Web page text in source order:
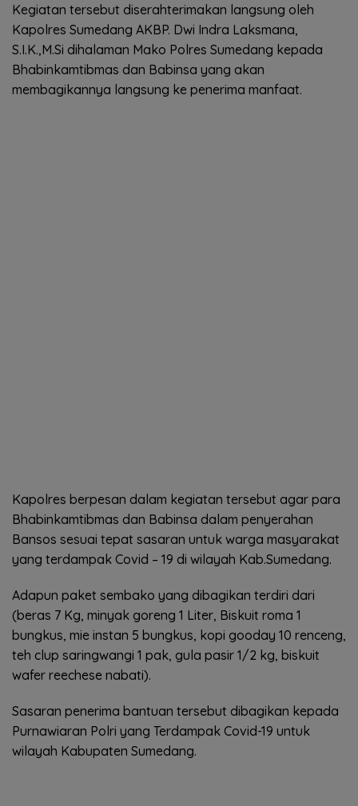
Kegiatan tersebut diserahterimakan langsung oleh
Kapolres Sumedang AKBP. Dwi Indra Laksmana,
S.I.K.,M.Si dihalaman Mako Polres Sumedang kepada
Bhabinkamtibmas dan Babinsa yang akan
membagikannya langsung ke penerima manfaat.
Kapolres berpesan dalam kegiatan tersebut agar para
Bhabinkamtibmas dan Babinsa dalam penyerahan
Bansos sesuai tepat sasaran untuk warga masyarakat
yang terdampak Covid – 19 di wilayah Kab.Sumedang.
Adapun paket sembako yang dibagikan terdiri dari
(beras 7 Kg, minyak goreng 1 Liter, Biskuit roma 1
bungkus, mie instan 5 bungkus, kopi gooday 10 renceng,
teh clup saringwangi 1 pak, gula pasir 1/2 kg, biskuit
wafer reechese nabati).
Sasaran penerima bantuan tersebut dibagikan kepada
Purnawiaran Polri yang Terdampak Covid-19 untuk
wilayah Kabupaten Sumedang.